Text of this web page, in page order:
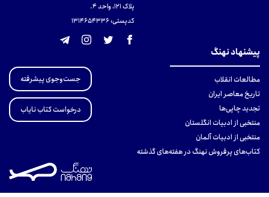
پلاک 121، واحد ۴.
کدپستی: 131465433۶
پیشنهاد نهنگ
مطالعات انقلاب
تاریخ معاصر ایران
تجدید چاپی‌ها
منتخبی از ادبیات انگلستان
منتخبی از ادبیات آلمان
کتاب‌های پرفروش نهنگ در هفته‌های گذشته
جست‌وجوی پیشرفته
درخواست کتاب نایاب